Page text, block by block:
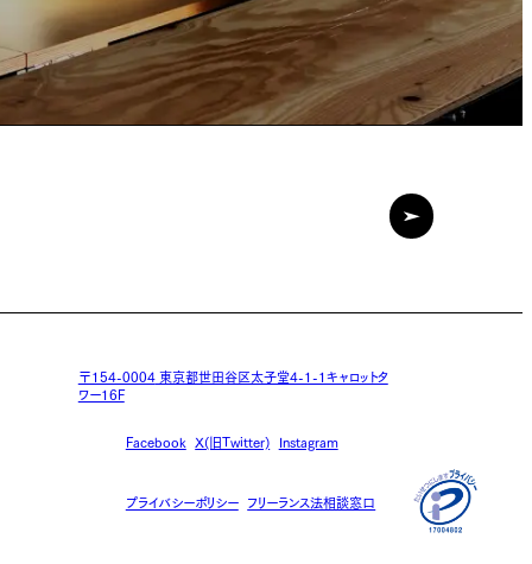
〒154-0004東京都世田谷区太子堂4-1-1キャロットタ
ワー16F
Facebook X(旧Twitter) Instagram
プライバシーポリシー フリーランス法相談窓口